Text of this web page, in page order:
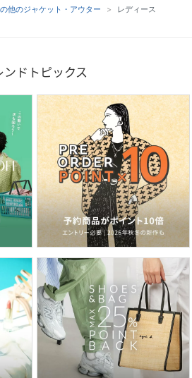
他のジャケット・アウター レディース
ンドトピックス